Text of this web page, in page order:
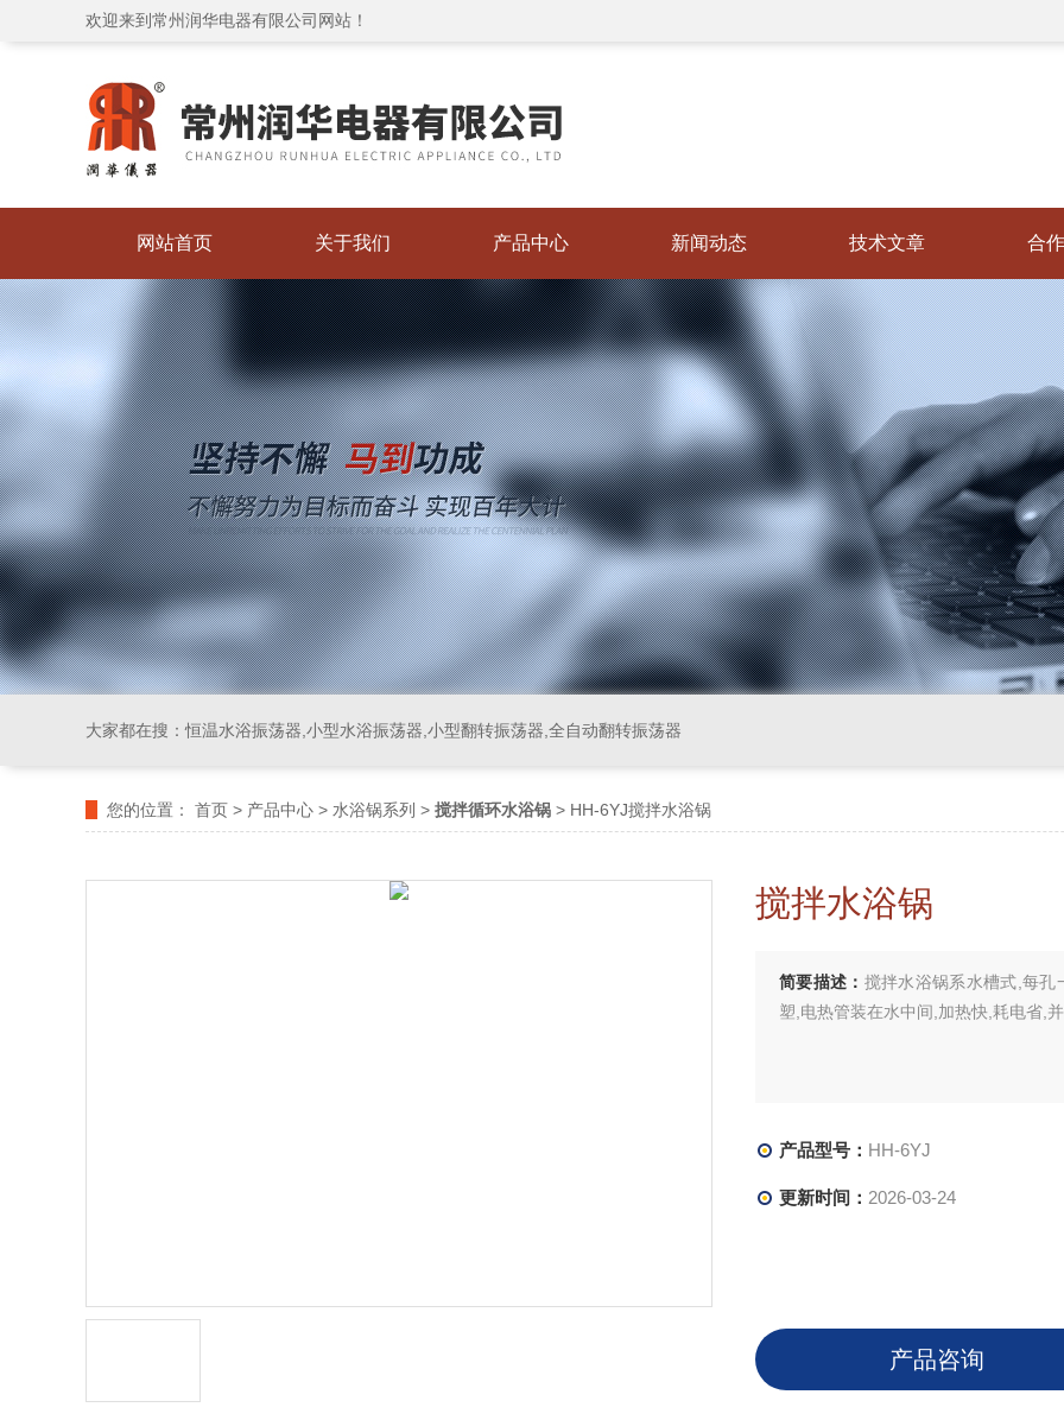
欢迎来到常州润华电器有限公司网站！
网站首页 关于我们 产品中心 新闻动态 技术文章 合
大家都在搜：恒温水浴振荡器,小型水浴振荡器,小型翻转振荡器,全自动翻转振荡器
您的位置： 首页 > 产品中心 > 水浴锅系列 > 搅拌循环水浴锅 > HH-6YJ搅拌水浴锅
搅拌水浴锅
简要描述： 搅拌水浴锅系水槽式,每
塑,电热管装在水中间,加热快,耗电省,
产品型号： HH-6YJ
更新时间： 2026-03-24
产品咨询